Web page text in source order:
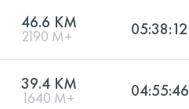
46.6 KM
2190 M+ 05:38:12
39.4 KM
1640 M+ 04:55:46